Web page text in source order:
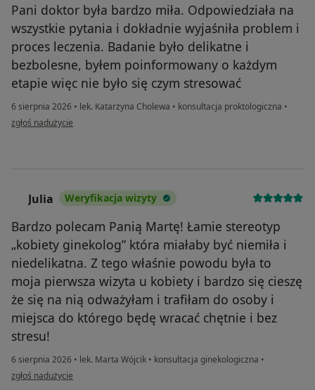
Pani doktor była bardzo miła. Odpowiedziała na
wszystkie pytania i dokładnie wyjaśniła problem i
proces leczenia. Badanie było delikatne i
bezbolesne, byłem poinformowany o każdym
etapie więc nie było się czym stresować
6 sierpnia 2026 • lek. Katarzyna Cholewa • konsultacja proktologiczna •
w opinii użytkownika B
zgłoś nadużycie
Julia Weryfikacja wizyty
Bardzo polecam Panią Martę! Łamie stereotyp
„kobiety ginekolog” która miałaby być niemiła i
niedelikatna. Z tego właśnie powodu była to
moja pierwsza wizyta u kobiety i bardzo się cieszę
że się na nią odważyłam i trafiłam do osoby i
miejsca do którego będę wracać chętnie i bez
stresu!
6 sierpnia 2026 • lek. Marta Wójcik • konsultacja ginekologiczna •
w opinii użytkownika Julia
zgłoś nadużycie